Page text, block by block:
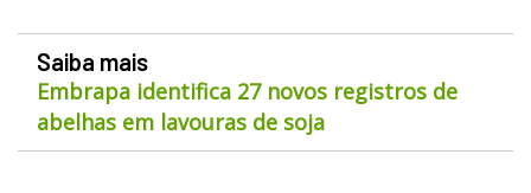
Saiba mais
Embrapa identifica 27 novos registros de
abelhas em lavouras de soja